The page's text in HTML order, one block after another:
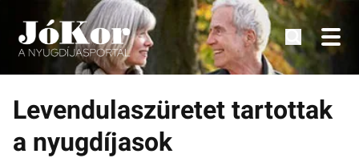
Tovább
tartalomra
Tudnivalók, érdekességek idősek számára.
Levendulaszüretet tartottak
a nyugdíjasok